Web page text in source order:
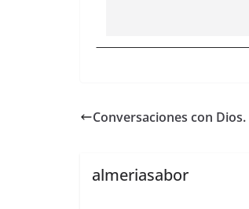
Conversaciones con Dios.
almeriasabor